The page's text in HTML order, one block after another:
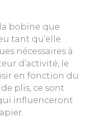
bobine que
tant qu’elle
nécessaires à
d’activité, le
en fonction du
plis, ce sont
influenceront